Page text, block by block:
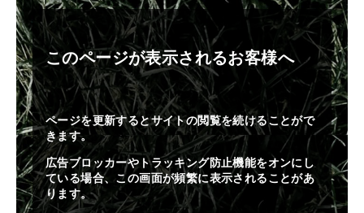
このページが表示されるお客様へ
ページを更新するとサイトの閲覧を続けることがで
きます。
広告ブロッカーやトラッキング防止機能をオンにし
ている場合、この画面が頻繁に表示されることがあ
ります。